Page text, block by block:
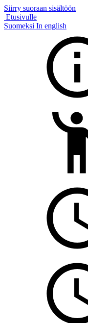
Siirry suoraan sisältöön
Etusivulle
Suomeksi In english